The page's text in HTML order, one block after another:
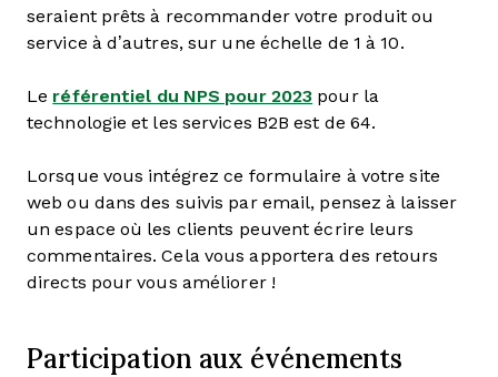
seraient prêts à recommander votre produit ou
service à d’autres, sur une échelle de 1 à 10.
Le référentiel du NPS pour 2023 pour la
technologie et les services B2B est de 64.
Lorsque vous intégrez ce formulaire à votre site
web ou dans des suivis par email, pensez à laisser
un espace où les clients peuvent écrire leurs
commentaires. Cela vous apportera des retours
directs pour vous améliorer !
Participation aux événements